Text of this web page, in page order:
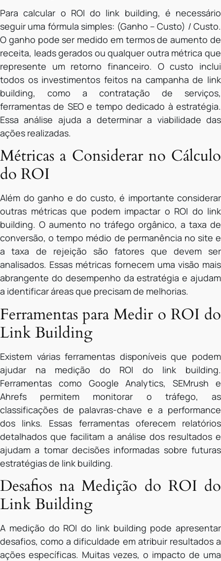
Para calcular o ROI do link building, é necessário
seguir uma fórmula simples: (Ganho – Custo) / Custo.
O ganho pode ser medido em termos de aumento de
receita, leads gerados ou qualquer outra métrica que
represente um retorno financeiro. O custo inclui
todos os investimentos feitos na campanha de link
building, como a contratação de serviços,
ferramentas de SEO e tempo dedicado à estratégia.
Essa análise ajuda a determinar a viabilidade das
ações realizadas.
Métricas a Considerar no Cálculo
do ROI
Além do ganho e do custo, é importante considerar
outras métricas que podem impactar o ROI do link
building. O aumento no tráfego orgânico, a taxa de
conversão, o tempo médio de permanência no site e
a taxa de rejeição são fatores que devem ser
analisados. Essas métricas fornecem uma visão mais
abrangente do desempenho da estratégia e ajudam
a identificar áreas que precisam de melhorias.
Ferramentas para Medir o ROI do
Link Building
Existem várias ferramentas disponíveis que podem
ajudar na medição do ROI do link building.
Ferramentas como Google Analytics, SEMrush e
Ahrefs permitem monitorar o tráfego, as
classificações de palavras-chave e a performance
dos links. Essas ferramentas oferecem relatórios
detalhados que facilitam a análise dos resultados e
ajudam a tomar decisões informadas sobre futuras
estratégias de link building.
Desafios na Medição do ROI do
Link Building
A medição do ROI do link building pode apresentar
desafios, como a dificuldade em atribuir resultados a
ações específicas. Muitas vezes, o impacto de uma